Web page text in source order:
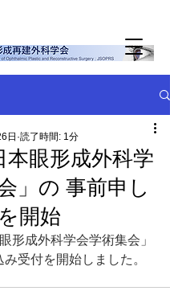
本眼形成外科学
」の 事前申し
開始
日 読了時間: 1分
形成外科学会学術集会」
受付を開始しました。